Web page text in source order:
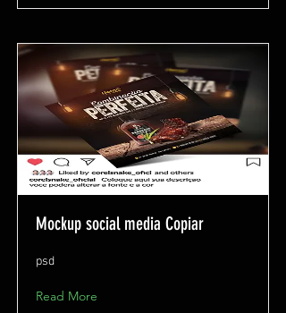
Mockup social media Copiar
psd
Read More